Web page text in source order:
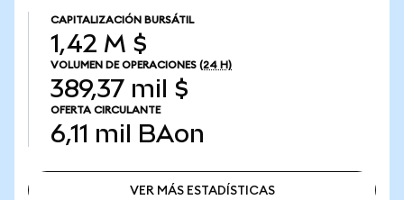
CAPITALIZACIÓN BURSÁTIL
1,42 M $
VOLUMEN DE OPERACIONES (24 H)
389,37 mil $
OFERTA CIRCULANTE
6,11 mil BAon
VER MÁS ESTADÍSTICAS